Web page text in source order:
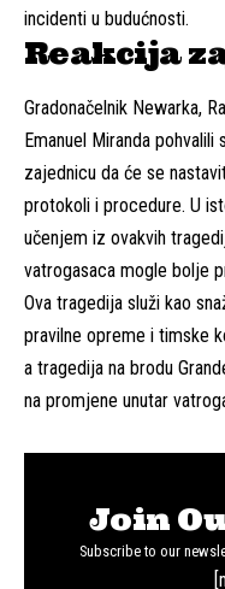
incidenti u budućnosti.
Reakcija
Gradonačelnik Newarka,
Emanuel Miranda
zajednicu da će se
protokoli i procedure. U
učenjem iz ovakvih
vatrogasaca mogle bolje
Ova tragedija služi kao
pravilne opreme i timske
a tragedija na brodu
na promjene unutar
Join
Subscribe to our